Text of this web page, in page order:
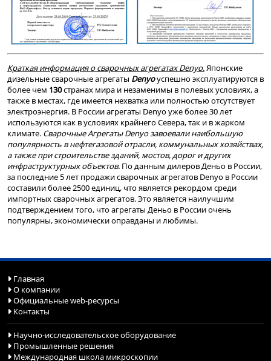
Краткая информация о сварочных агрегатах Denyo.Японские
дизельные сварочные агрегаты Denyoуспешно эксплуатируются в
более чем 130странах мира и незаменимы в полевых условиях, а
также в местах, где имеется нехватка или полностью отсутствует
электроэнергия. В России агрегаты Denyo уже более 30 лет
используются как в условиях крайнего Севера, так и в жарком
климате. Сварочные Агрегаты Denyo завоевали наибольшую
популярность в нефтегазовой отрасли, коммунальных хозяйствах,
а также при строительстве зданий, мостов, дорог и других
инфраструктурных объектов. По данным дилеров Деньо в России,
за последние 5 лет продажи сварочных агрегатов Denyo в России
составили более 2500 единиц, что является рекордом среди
импортных сварочных агрегатов. Это является наилучшим
подтверждением того, что агрегаты Деньо в России очень
популярны, экономически оправданы и любимы.
Главная
О компании
Официальные web-ресурсы
Контакты
Научно-исследовательское оборудование
Промышленные решения
Международная школа микроскопии